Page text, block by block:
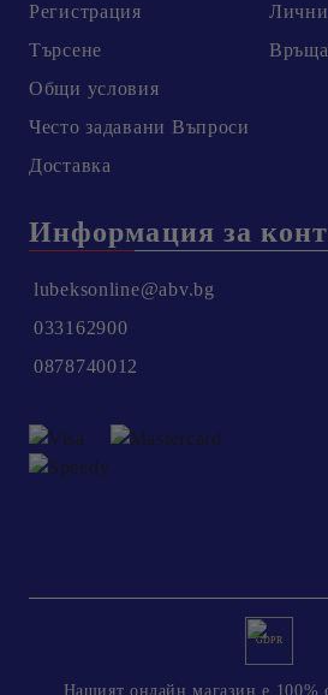
Регистрация
Търсене
Общи условия
Честo задавани Въпроси
Доставка
Информация за
lubeksonline@abv.bg
033162900
0878740012
GDPR
Нашият онлайн магазин е 100%